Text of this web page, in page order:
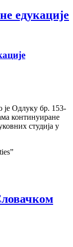
едукације
је Одлуку бр. 153-
континуиране
студија у